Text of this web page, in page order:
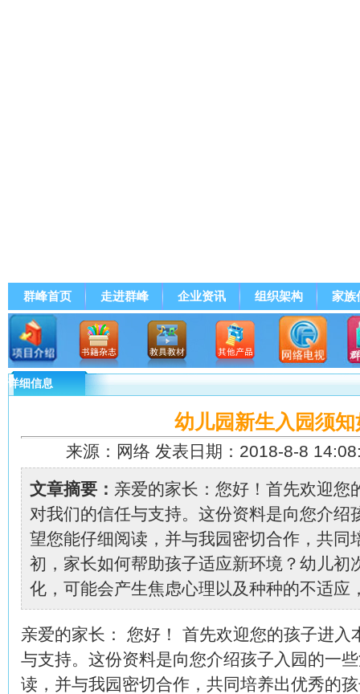
群峰首页 走进群峰 企业资讯 组织架构 家族
群峰直播
详细信息
幼儿园新生入园须
来源：网络 发表日期：2018-8-8
文章摘要： 亲爱的家长：您好！首先欢迎您
对我们的信任与支持。这份资料是向您介绍
望您能仔细阅读，并与我园密切合作，共同
初，家长如何帮助孩子适应新环境？幼儿初
化，可能会产生焦虑心理以及种种的不适应
亲爱的家长： 您好！ 首先欢迎您的孩子进
与支持。这份资料是向您介绍孩子入园的一
读，并与我园密切合作，共同培养出优秀的